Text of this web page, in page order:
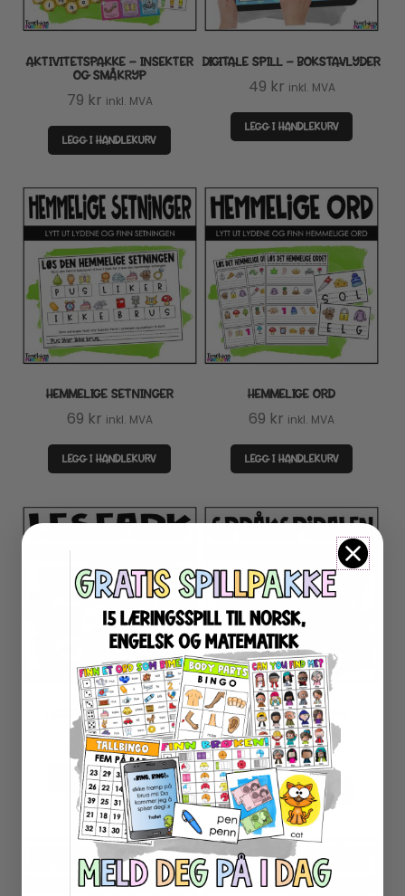
AKTIVITETSPAKKE – INSEKTER
OG SMÅKRYP
79 kr inkl. MVA
LEGG I HANDLEKURV
DIGITALE SPILL – BOKSTAVLYDER
49 kr inkl. MVA
LEGG I HANDLEKURV
HEMMELIGE SETNINGER
69 kr inkl. MVA
LEGG I HANDLEKURV
HEMMELIGE ORD
69 kr inkl. MVA
LEGG I HANDLEKURV
LESEARK BILDE TIL ORD
79kr inkl. MVA
LEGG I HANDLEKURV
SPRÅKSPIRALEN 1-4
SAMLEPAKKE
299kr inkl. MVA
LEGG I HANDLEKURV